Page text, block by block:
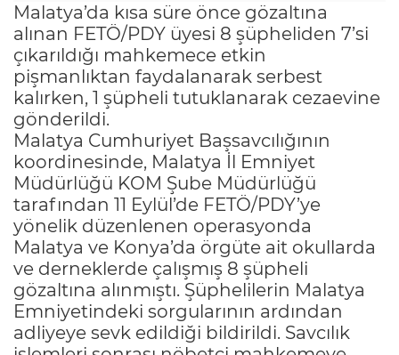
Malatya’da kısa süre önce gözaltına
alınan FETÖ/PDY üyesi 8 şüpheliden 7’si
çıkarıldığı mahkemece etkin
pişmanlıktan faydalanarak serbest
kalırken, 1 şüpheli tutuklanarak cezaevine
gönderildi.
Malatya Cumhuriyet Başsavcılığının
koordinesinde, Malatya İl Emniyet
Müdürlüğü KOM Şube Müdürlüğü
tarafından 11 Eylül’de FETÖ/PDY’ye
yönelik düzenlenen operasyonda
Malatya ve Konya’da örgüte ait okullarda
ve derneklerde çalışmış 8 şüpheli
gözaltına alınmıştı. Şüphelilerin Malatya
Emniyetindeki sorgularının ardından
adliyeye sevk edildiği bildirildi. Savcılık